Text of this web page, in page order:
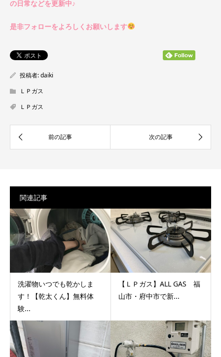
の日常などを更新中♪
是非フォローをよろしくお願いします
投稿者:daiki
ＬＰガス
ＬＰガス
関連記事
洗濯物いつでも乾かしま
す！【乾太くん】無料体
験...
【ＬＰガス】ALL GAS 福
山市・府中市で新...